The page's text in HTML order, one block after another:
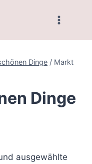
Dinge / Markt
Dinge
ausgewählte